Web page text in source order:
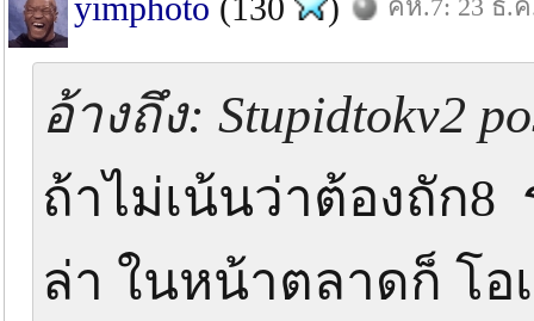
คห.7: 23 ธ.ค
อ้างถึง: Stupidtokv2
ถ้าไม่เน้นว่าต้องถัก
ล่า ในหน้าตลาดก็ โอ